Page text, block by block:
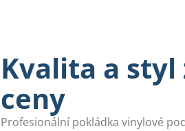
Kvalita a styl
ceny
Profesionální pokládka vinylové